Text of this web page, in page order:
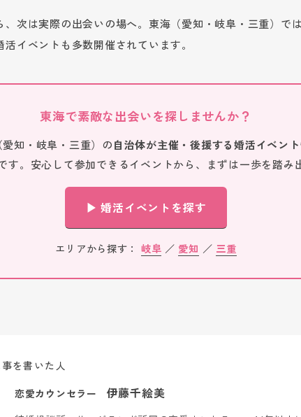
、次は実際の出会いの場へ。東海（愛知・岐阜・三重）で
イベントも多数開催されています。
東海で素敵な出会いを探しませんか？
愛知・岐阜・三重）の自治体が主催・後援する婚活イベント
す。安心して参加できるイベントから、まずは一歩を踏み
▶ 婚活イベントを探す
エリアから探す： 岐阜 ／ 愛知 ／ 三重
を書いた人
恋愛カウンセラー
伊藤千絵美